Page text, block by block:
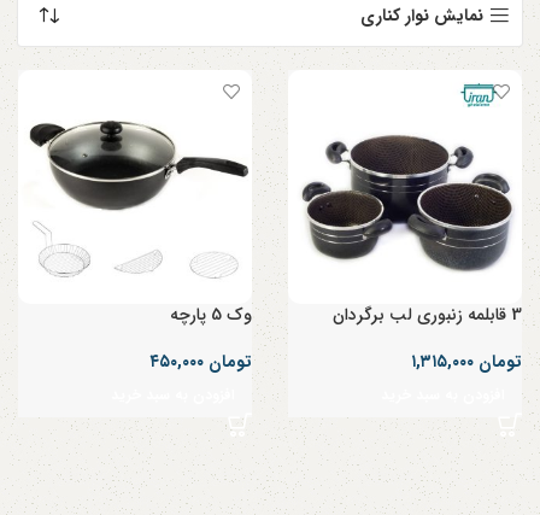
نمایش نوار کناری
3 قابلمه زنبوری لب برگردان
تومان
وک 5 پارچه
تومان